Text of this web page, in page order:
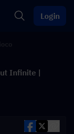
Login
Infinite |